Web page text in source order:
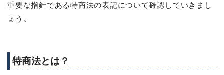
重要な指針である特商法の表記について確認していきまし
ょう。
特商法とは？